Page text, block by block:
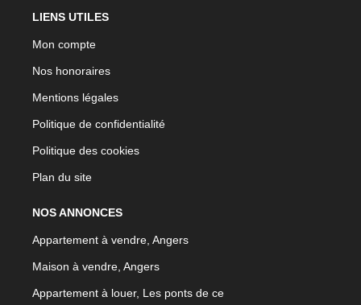
LIENS UTILES
Mon compte
Nos honoraires
Mentions légales
Politique de confidentialité
Politique des cookies
Plan du site
NOS ANNONCES
Appartement à vendre, Angers
Maison à vendre, Angers
Appartement à louer, Les ponts de ce